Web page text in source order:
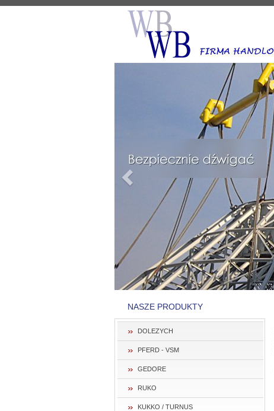
Poprzedni
NASZE PRODUKTY
DOLEZYCH
PFERD - VSM
GEDORE
RUKO
KUKKO / TURNUS